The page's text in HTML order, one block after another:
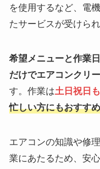
を使用するなど、電
たサービスが受けられ
希望メニューと作業
だけでエアコンクリ
す。作業は土日祝日
忙しい方にもおすすめ
エアコンの知識や修
業にあたるため、安